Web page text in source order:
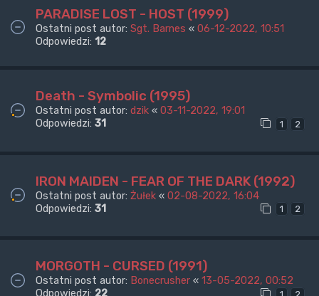
PARADISE LOST - HOST (1999)
Ostatni post autor: Sgt. Barnes « 06-12-2022, 10:51
Odpowiedzi: 12
Death - Symbolic (1995)
Ostatni post autor: dzik « 03-11-2022, 19:01
Odpowiedzi: 31 1 2
IRON MAIDEN - FEAR OF THE DARK (1992)
Ostatni post autor: Żułek « 02-08-2022, 16:04
Odpowiedzi: 31 1 2
MORGOTH - CURSED (1991)
Ostatni post autor: Bonecrusher « 13-05-2022, 00:52